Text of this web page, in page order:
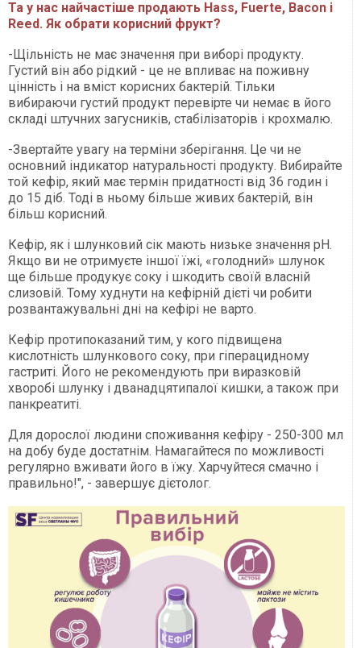
Та у нас найчастіше продають Hass, Fuerte, Bacon і
Reed. Як обрати корисний фрукт?
-Щільність не має значення при виборі продукту.
Густий він або рідкий - це не впливає на поживну
цінність і на вміст корисних бактерій. Тільки
вибираючи густий продукт перевірте чи немає в його
складі штучних загусників, стабілізаторів і крохмалю.
-Звертайте увагу на терміни зберігання. Це чи не
основний індикатор натуральності продукту. Вибирайте
той кефір, який має термін придатності від 36 годин і
до 15 діб. Тоді в ньому більше живих бактерій, він
більш корисний.
Кефір, як і шлунковий сік мають низьке значення рН.
Якщо ви не отримуєте іншої їжі, «голодний» шлунок
ще більше продукує соку і шкодить своїй власній
слизовій. Тому худнути на кефірній дієті чи робити
розвантажувальні дні на кефірі не варто.
Кефір протипоказаний тим, у кого підвищена
кислотність шлункового соку, при гіперацидному
гастриті. Його не рекомендують при виразковій
хворобі шлунку і дванадцятипалої кишки, а також при
панкреатиті.
Для дорослої людини споживання кефіру - 250-300 мл
на добу буде достатнім. Намагайтеся по можливості
регулярно вживати його в їжу. Харчуйтеся смачно і
правильно!", - завершує дієтолог.